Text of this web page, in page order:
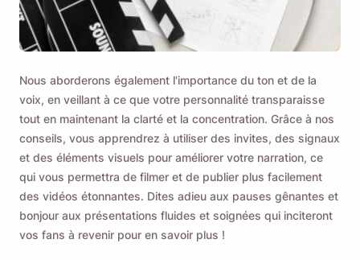
Nous aborderons également l'importance du ton et de la
voix, en veillant à ce que votre personnalité transparaisse
tout en maintenant la clarté et la concentration. Grâce à nos
conseils, vous apprendrez à utiliser des invites, des signaux
et des éléments visuels pour améliorer votre narration, ce
qui vous permettra de filmer et de publier plus facilement
des vidéos étonnantes. Dites adieu aux pauses gênantes et
bonjour aux présentations fluides et soignées qui inciteront
vos fans à revenir pour en savoir plus !